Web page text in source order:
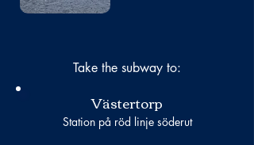
Take the subway to:
Västertorp
Station på röd linje söderut